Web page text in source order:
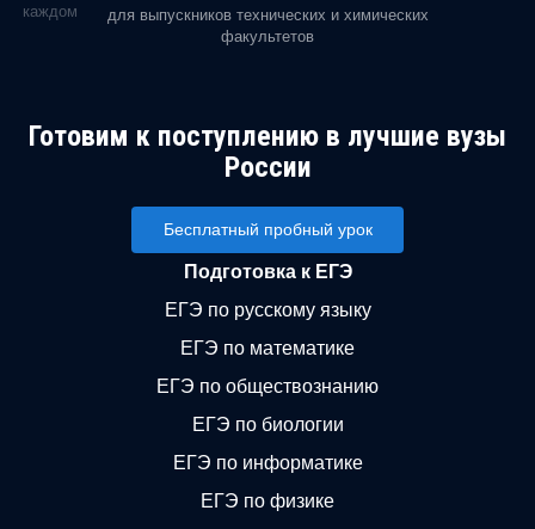
в каждом
для выпускников технических и химических
факультетов
Готовим к поступлению в лучшие вузы
России
Бесплатный пробный урок
Подготовка к ЕГЭ
ЕГЭ по русскому языку
ЕГЭ по математике
ЕГЭ по обществознанию
ЕГЭ по биологии
ЕГЭ по информатике
ЕГЭ по физике